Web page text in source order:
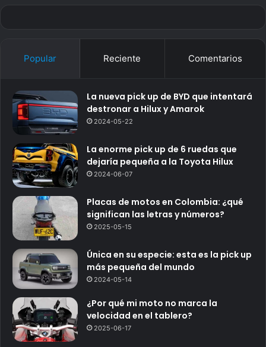
Popular Reciente Comentarios
La nueva pick up de BYD que intentará
destronar a Hilux y Amarok
2024-05-22
La enorme pick up de 6 ruedas que
dejaría pequeña a la Toyota Hilux
2024-06-07
Placas de motos en Colombia: ¿qué
significan las letras y números?
2025-05-15
Única en su especie: esta es la pick up
más pequeña del mundo
2024-05-14
¿Por qué mi moto no marca la
velocidad en el tablero?
2025-06-17